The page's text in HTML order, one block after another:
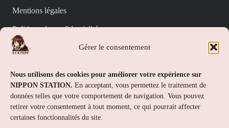
Gérer le consentement
Nous utilisons des cookies pour améliorer votre expérience sur
NIPPON STATION. En acceptant, vous permettez le traitement de
données telles que votre comportement de navigation. Vous pouvez
retirer votre consentement à tout moment, ce qui pourrait affecter
certaines fonctionnalités du site.
Mentions légales
Politique de confidentialité
Politique de cookies (UE)
Nippon Station
À propos